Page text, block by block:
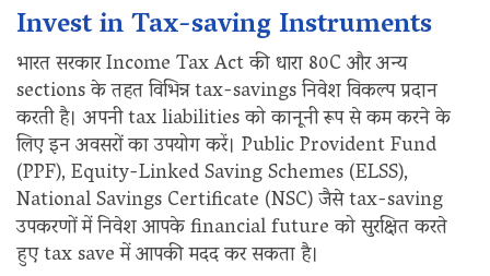
Invest in Tax-saving Instruments
भारत सरकार Income Tax Act की धारा 80C और अन्य
sections के तहत विभिन्न tax-savings निवेश विकल्प प्रदान
करती है। अपनी tax liabilities को कानूनी रूप से कम करने के
लिए इन अवसरों का उपयोग करें। Public Provident Fund
(PPF), Equity-Linked Saving Schemes (ELSS),
National Savings Certificate (NSC) जैसे tax-saving
उपकरणों में निवेश आपके financial future को सुरक्षित करते
हुए tax save में आपकी मदद कर सकता है।